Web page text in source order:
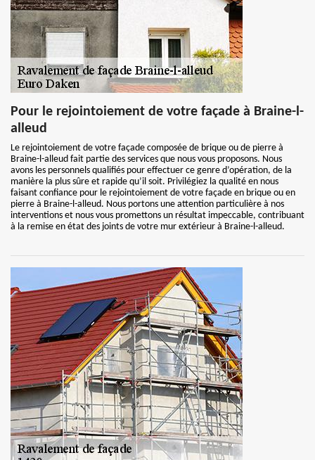
Pour le rejointoiement de votre façade à Braine-l-
alleud
Le rejointoiement de votre façade composée de brique ou de pierre à
Braine-l-alleud fait partie des services que nous vous proposons. Nous
avons les personnels qualifiés pour effectuer ce genre d’opération, de la
manière la plus sûre et rapide qu’il soit. Privilégiez la qualité en nous
faisant confiance pour le rejointoiement de votre façade en brique ou en
pierre à Braine-l-alleud. Nous portons une attention particulière à nos
interventions et nous vous promettons un résultat impeccable, contribuant
à la remise en état des joints de votre mur extérieur à Braine-l-alleud.